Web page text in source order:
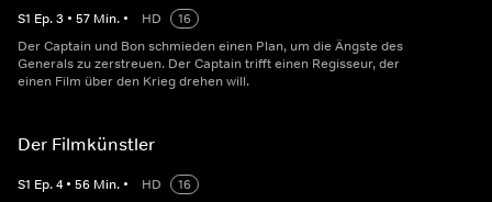
S1 Ep.3 • 57 Min. • HD
16
Der Captain und Bon schmieden einen Plan, um die Ängste des
Generals zu zerstreuen. Der Captain trifft einen Regisseur, der
einen Film über den Krieg drehen will.
Der Filmkünstler
S1 Ep.4 • 56 Min. • HD
16